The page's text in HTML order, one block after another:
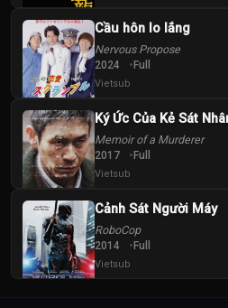
Cầu hôn lo lắng
Nervous Propose
2024 Full
Vietsub
Ký Ức Của Kẻ Sát
Memoir of a Murderer
2017 Full
Vietsub
Cảnh Sát Người Máy
RoboCop
2014 Full
Vietsub